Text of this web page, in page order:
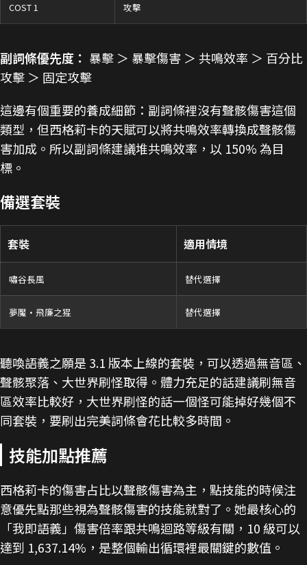
COST 1 攻擊
副詞條優先度： 暴擊 ＞ 暴擊傷害 ＞ 共鳴效率 ＞ 百分比
攻擊 ＞ 固定攻擊
這邊有個重要的養成細節：副詞條裡沒有聲骸傷害這個
類型，但西格莉卡的天賦可以將共鳴效率轉換成聲骸傷
害加成。所以副詞條建議堆共鳴效率，以 150% 為目
標。
備選套裝
套裝 適用情境
嘯谷長風 替代選擇
夢魘·飛廉之猩 替代選擇
聽喚語義之願是 3.1 版本上線的套裝，可以透過無音區、
聲骸聚落、大世界刷怪取得。體力充足的話建議刷無音
區效率比較好，大世界刷怪的話一個怪可能掉好幾個不
同套裝，要刷出完美詞條會花比較多時間。
技能加點推薦
西格莉卡的傷害占比以聲骸傷害為主，點技能的時候注
意優先點那些視為聲骸傷害的技能就對了。她最核心的
「我即語義」傷害倍率跟共鳴迴路等級有關，10 級可以
達到 1,637.14%，是整個輸出循環裡最關鍵的數值。